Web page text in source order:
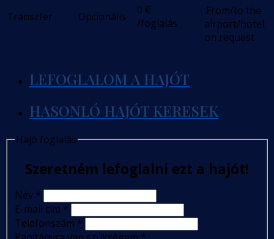
Transzfer Opcionális 0 €
/foglalás
.From/to the
airport/hotel:
on request
LEFOGLALOM A HAJÓT
HASONLÓ HAJÓT KERESEK
Hajó foglalás
Szeretném lefoglalni ezt a hajót!
Név *
E-mail cím *
Telefonszám *